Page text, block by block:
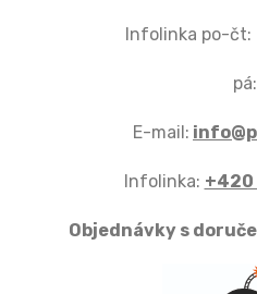
Infolinka po-
pá:
E-mail:
Infolinka: +420
Objednávky s